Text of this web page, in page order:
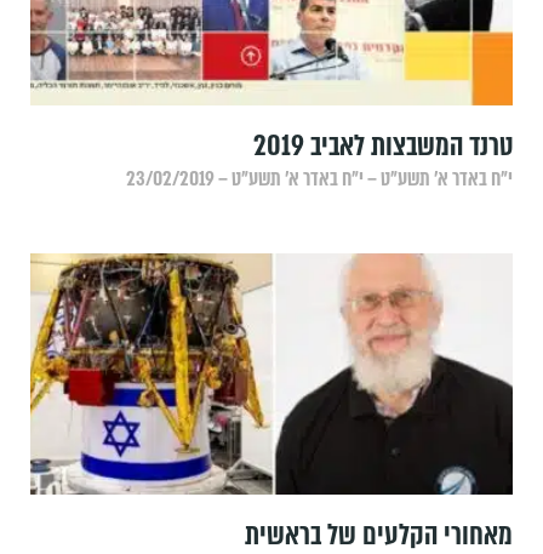
טרנד המשבצות לאביב 2019
י״ח באדר א׳ תשע״ט – י״ח באדר א׳ תשע״ט – 23/02/2019
מאחורי הקלעים של בראשית